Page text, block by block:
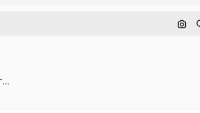
Мужчина выбирает современное здание для хранения вещей и коробок Гараж для хранения мусора и мусора